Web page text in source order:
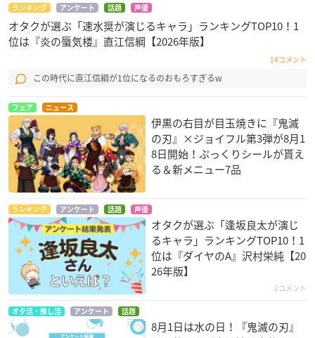
ランキング アンケート 話題 声優
オタクが選ぶ「速水奨が演じるキャラ」ランキングTOP10！1
位は『炎の蜃気楼』直江信綱【2026年版】
14コメント
この時代に直江信綱が1位になるのおもろすぎるw
フェア ニュース
伊黒の右目が目玉焼きに『鬼滅
の刃』×ジョイフル第3弾が8月1
8日開始！ぷっくりシールが貰え
る＆新メニュー7品
ランキング アンケート 話題 声優
オタクが選ぶ「逢坂良太が演じ
るキャラ」ランキングTOP10！1
位は『ダイヤのA』沢村栄純【20
26年版】
2コメント
オタ活・推し活 アンケート 話題
8月1日は水の日！『鬼滅の刃』